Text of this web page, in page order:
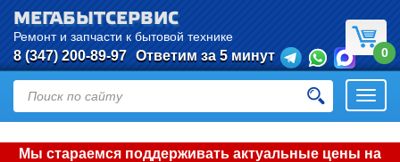
Мы стараемся поддерживать актуальные цены на
МЕГАБЫТСЕРВИС
Ремонт и запчасти к бытовой технике
8 (347) 200-89-97 Ответим за 5 минут 0